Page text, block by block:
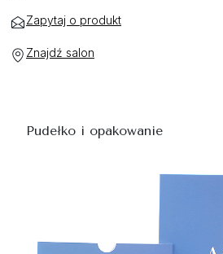
Zapytaj o produkt
Znajdź salon
Pudełko i opakowanie